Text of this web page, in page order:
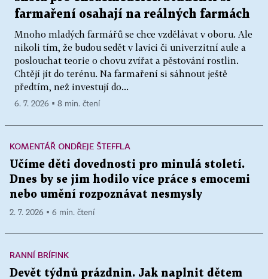
farmaření osahají na reálných farmách
Mnoho mladých farmářů se chce vzdělávat v oboru. Ale
nikoli tím, že budou sedět v lavici či univerzitní aule a
poslouchat teorie o chovu zvířat a pěstování rostlin.
Chtějí jít do terénu. Na farmaření si sáhnout ještě
předtím, než investují do...
6. 7. 2026 ▪ 8 min. čtení
KOMENTÁŘ ONDŘEJE ŠTEFFLA
Učíme děti dovednosti pro minulá století.
Dnes by se jim hodilo více práce s emocemi
nebo umění rozpoznávat nesmysly
2. 7. 2026 ▪ 6 min. čtení
RANNÍ BRÍFINK
Devět týdnů prázdnin. Jak naplnit dětem